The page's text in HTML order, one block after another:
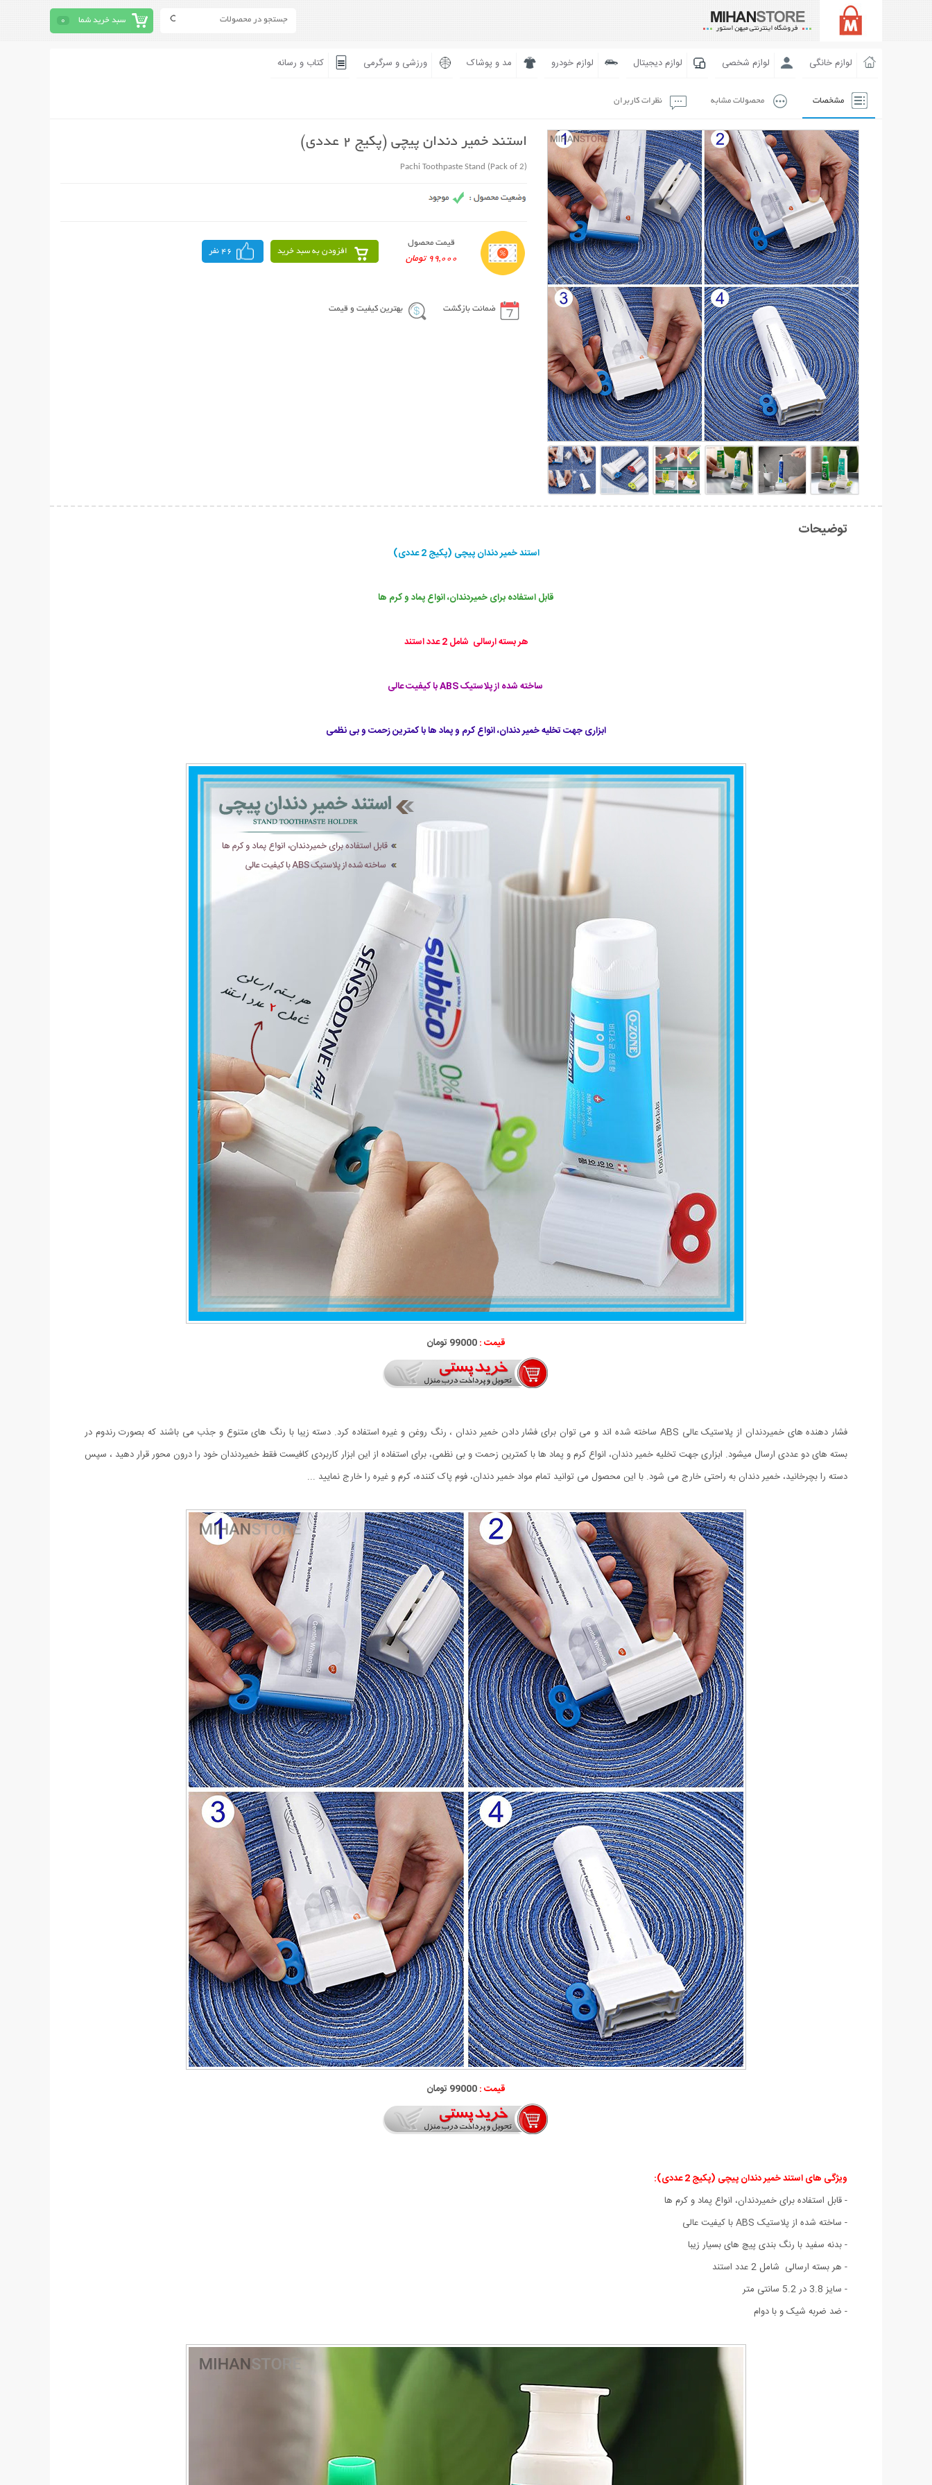
سبد خرید شما 0
لوازم خانگی لوازم شخصی لوازم دیجیتال لوازم خودرو مد و پوشاک ورزشی و سرگرمی کتاب و رسانه
مشخصات محصولات مشابه نظرات کاربران
استند خمیر دندان پیچی (پکیج 2 عددی)
Pachi Toothpaste Stand (Pack of 2)
قیمت محصول
99,000 تومان
افزودن به سبد خرید 46 نفر
ضمانت بازگشت بهترین کیفیت و قیمت
توضیحات
استند خمیر دندان پیچی (پکیج 2 عددی)
قابل استفاده برای خمیردندان، انواع پماد و کرم ها
هر بسته ارسالی شامل 2 عدد استند
ساخته شده از پلاستیک ABS با کیفیت عالی
ابزاری جهت تخلیه خمیر دندان، انواع کرم و پماد ها با کمترین زحمت و بی نظمی
قیمت :99000 تومان
فشار دهنده های خمیردندان از پلاستیک عالی ABS ساخته شده اند و می توان برای فشار دادن خمیر دندان ، رنگ روغن و غیره استفاده کرد. دسته زیبا با رنگ های متنوع و جذب می باشند که بصورت رندوم در
بسته های دو عددی ارسال میشود. ابزاری جهت تخلیه خمیر دندان، انواع کرم و پماد ها با کمترین زحمت و بی نظمی، برای استفاده از این ابزار کاربردی کافیست فقط خمیردندان خود را درون محور قرار دهید ، سپس
دسته را بچرخانید، خمیر دندان به راحتی خارج می شود. با این محصول می توانید تمام مواد خمیر دندان، فوم پاک کننده، کرم و غیره را خارج نمایید ...
قیمت :99000 تومان
ویژگی های استند خمیر دندان پیچی (پکیج 2 عددی)
:
- قابل استفاده برای خمیردندان، انواع پماد و کرم ها
- ساخته شده از پلاستیک ABS با کیفیت عالی
- بدنه سفید با رنگ بندی پیچ های بسیار زیبا
- هر بسته ارسالی شامل 2 عدد استند
- سایز 3.8 در 5.2 سانتی متر
- ضد ضربه شیک و با دوام